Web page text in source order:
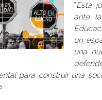
“Esta
ante
un
una
para construir una